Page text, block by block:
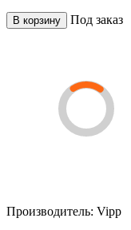
В корзину Под заказ
Производитель: Vipp